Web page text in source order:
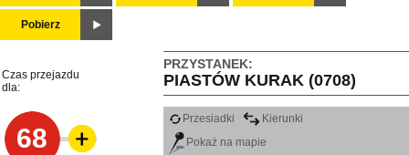
Pobierz
PRZYSTANEK:
PIASTÓW KURAK (0708)
Czas przejazdu
dla:
68
Przesiadki
Kierunki
Pokaż na mapie